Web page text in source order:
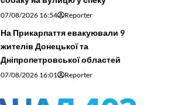
07/08/2026 16:54 Reporter
На Прикарпаття евакуювали 9
жителів Донецької та
Дніпропетровської областей
07/08/2026 16:01 Reporter